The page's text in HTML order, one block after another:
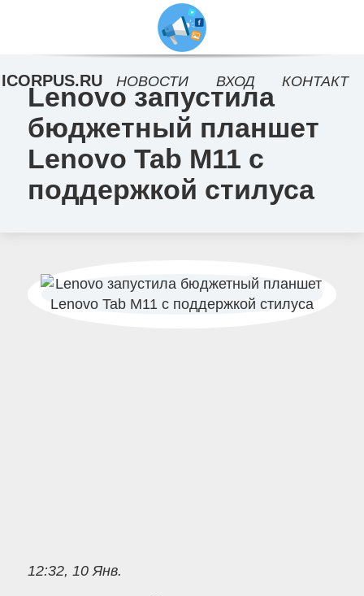
Lenovo запустила
бюджетный планшет
Lenovo Tab M11 с
поддержкой стилуса
12:32, 10 Янв.
ICORPUS.RU НОВОСТИ ВХОД КОНТАКТ